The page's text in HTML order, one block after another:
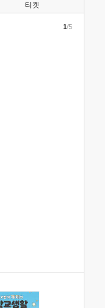
1/5
티켓